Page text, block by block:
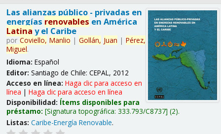
Las alianzas público - privadas en
energías renovables en América
Latina y el Caribe
por Coviello, Manlio | Gollán, Juan | Pérez,
Miguel.
Idioma: Español
Editor: Santiago de Chile: CEPAL, 2012
Acceso en línea: Haga clic para acceso en
línea | Haga clic para acceso en línea
Disponibilidad: Ítems disponibles para
préstamo: Signatura topográfica: 333.793/C8737 (2).
Listas: Caribe-Energía Renovable.